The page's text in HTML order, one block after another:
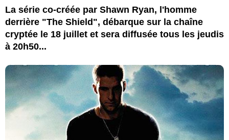
La série co-créée par Shawn Ryan, l'homme
derrière "The Shield", débarque sur la chaîne
cryptée le 18 juillet et sera diffusée tous les jeudis
à 20h50...